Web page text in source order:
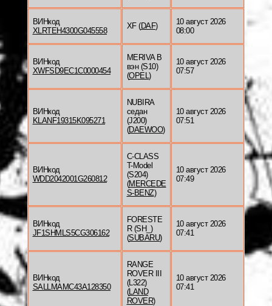
ВИНкод
XLRTEH4300G045558
XF (DAF)
10 август 2026
08:00
ВИНкод
XWFSD9EC1C0000454
MERIVA B
вэн (S10)
(OPEL)
10 август 2026
07:57
ВИНкод
KLANF19315K095271
NUBIRA
седан
(J200)
(DAEWOO)
10 август 2026
07:51
ВИНкод
WDD2042001G260812
C-CLASS
T-Model
(S204)
(MERCEDE
S-BENZ)
10 август 2026
07:49
ВИНкод
JF1SHMLS5CG306162
FORESTE
R (SH_)
(SUBARU)
10 август 2026
07:41
ВИНкод
SALLMAMC43A128350
RANGE
ROVER III
(L322)
(LAND
ROVER)
10 август 2026
07:41